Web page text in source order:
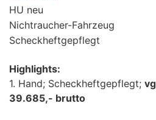
HU neu
Nichtraucher-Fahrzeug
Scheckheftgepflegt
Highlights:
1. Hand; Scheckheftgepflegt;
39.685,- brutto